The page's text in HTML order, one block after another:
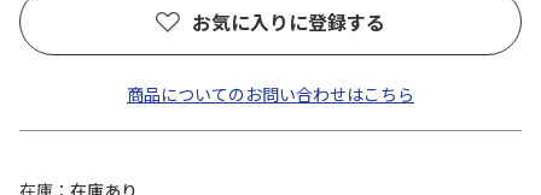
お気に入りに登録する
商品についてのお問い合わせはこちら
在庫 在庫あり